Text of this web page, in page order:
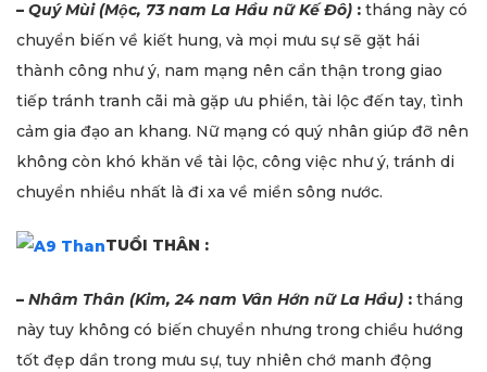
– Quý Mùi (Mộc, 73 nam La Hầu nữ Kế Đô) : tháng này có
chuyển biến về kiết hung, và mọi mưu sự sẽ gặt hái
thành công như ý, nam mạng nên cẩn thận trong giao
tiếp tránh tranh cãi mà gặp ưu phiền, tài lộc đến tay, tình
cảm gia đạo an khang. Nữ mạng có quý nhân giúp đỡ nên
không còn khó khăn về tài lộc, công việc như ý, tránh di
chuyển nhiều nhất là đi xa về miền sông nước.
TUỔI THÂN :
– Nhâm Thân (Kim, 24 nam Vân Hớn nữ La Hầu) : tháng
này tuy không có biến chuyển nhưng trong chiều hướng
tốt đẹp dần trong mưu sự, tuy nhiên chớ manh động